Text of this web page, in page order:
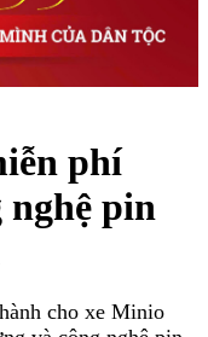
phí
nghệ pin
cho xe Minio